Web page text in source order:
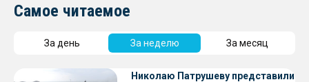
Самое читаемое
За день За неделю За месяц
Николаю Патрушеву представили